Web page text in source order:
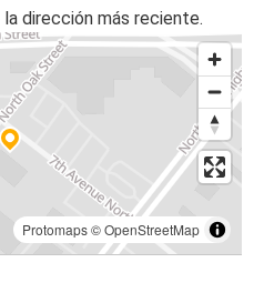
dirección más reciente.
Protomaps©OpenStreetMap